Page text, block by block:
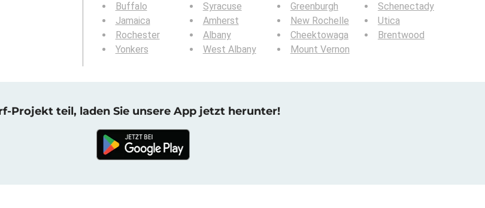
Buffalo
Jamaica
Rochester
Yonkers
Syracuse
Amherst
Albany
West Albany
Greenburgh
New Rochelle
Cheektowaga
Mount Vernon
Schenectady
Utica
Brentwood
Projekt teil, laden Sie unsere App jetzt herunter!